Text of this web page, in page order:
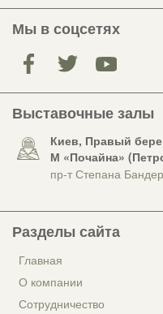
Мы в соцсетях
Выставочные залы
Киев, Правый
М «Почайна»
пр-т Степана
Разделы сайта
Главная
О компании
Сотрудничество